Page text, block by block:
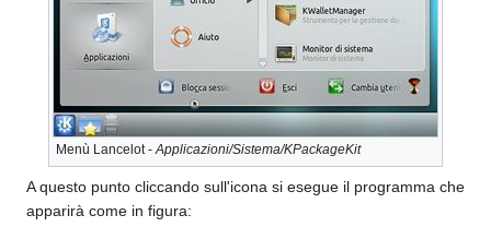
Menù Lancelot -Applicazioni/Sistema/KPackageKit
A questo punto cliccando sull'icona si esegue il programma che
apparirà come in figura: